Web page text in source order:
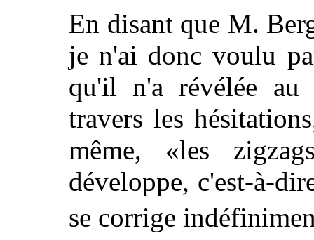
En disant que M.
je n'ai donc voulu
qu'il n'a révélée
travers les
même, «les
développe, c'est-à-
se corrige